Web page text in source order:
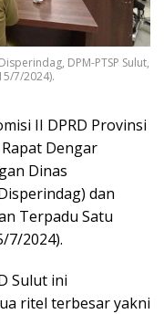
DPM-PTSP Sulut,
7/2024).
II DPRD Provinsi
Dengar
Dinas
dan
Terpadu Satu
7/2024).
Sulut ini
ritel terbesar yakni